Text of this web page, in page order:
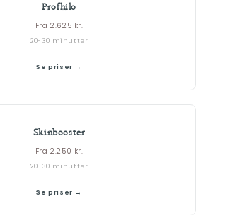
Profhilo
Fra 2.625 kr.
20-30 minutter
Se priser →
Skinbooster
Fra 2.250 kr.
20-30 minutter
Se priser →